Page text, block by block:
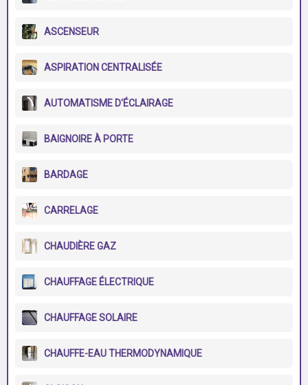
ASCENSEUR
ASPIRATION CENTRALISÉE
AUTOMATISME D'ÉCLAIRAGE
BAIGNOIRE À PORTE
BARDAGE
CARRELAGE
CHAUDIÈRE GAZ
CHAUFFAGE ÉLECTRIQUE
CHAUFFAGE SOLAIRE
CHAUFFE-EAU THERMODYNAMIQUE